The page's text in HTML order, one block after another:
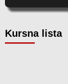
Kursna lista